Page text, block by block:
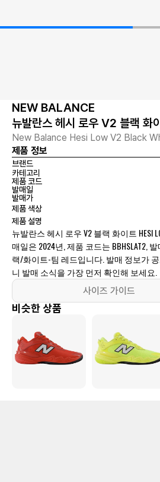
NEW BALANCE
뉴발란스 헤시 로우 V2 블랙 화
New Balance Hesi Low V2 Black
제품 정보
브랜드
카테고리
제품 코드
발매일
발매가
제품 색상
제품 설명
뉴발란스 헤시 로우 V2 블랙 화이트 HESI
매일은 2024년, 제품 코드는 BBHSLAT2,
랙/화이트-팀 레드입니다. 발매 정보가
니 발매 소식을 가장 먼저 확인해 보세요.
사이즈 가이드
비슷한 상품